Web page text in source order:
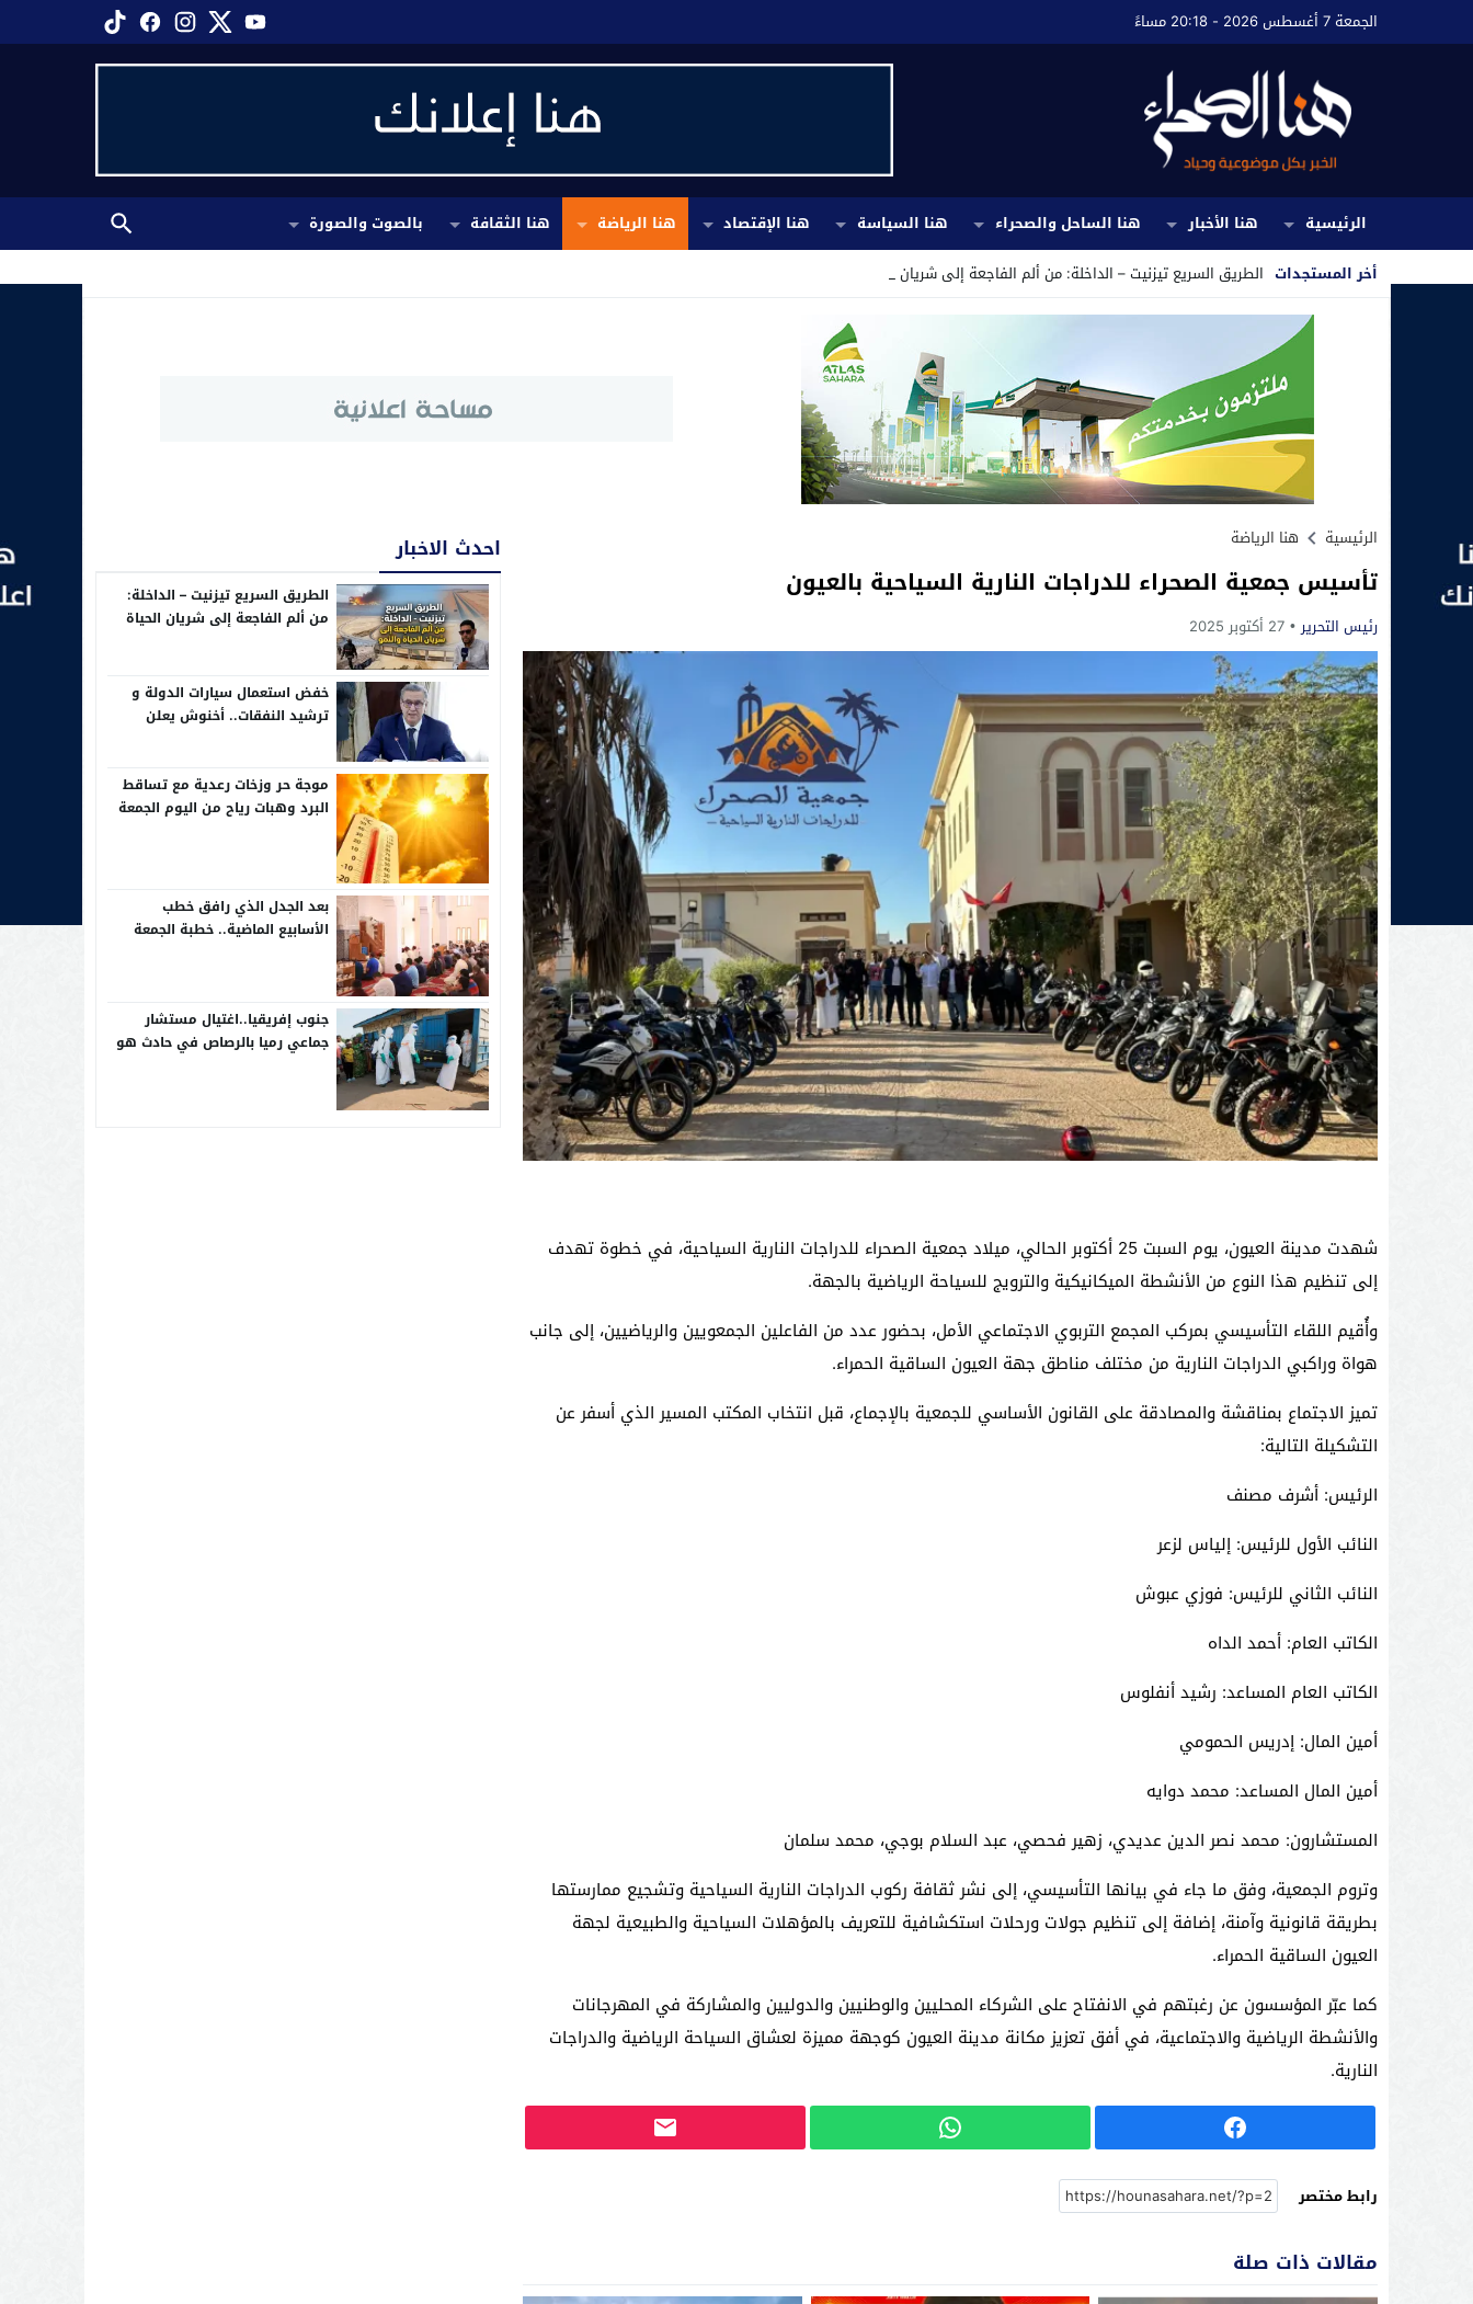
الجمعة 7 أغسطس 2026 - 20:18 مساءً
الرئيسية هنا الأخبار هنا الساحل والصحراء هنا السياسة هنا الإقتصاد هنا الرياضة هنا الثقافة
بالصوت والصورة
أخر المستجدات الطريق السريع تيزنيت – الداخلة: من ألم الفاجعة إلى شريان الحياة والنمو_
Stop
Previous
Next
الرئيسية هنا الرياضة
تأسيس جمعية الصحراء للدراجات النارية السياحية بالعيون
رئيس التحرير 27 أكتوبر 2025
شهدت مدينة العيون، يوم السبت 25 أكتوبر الحالي، ميلاد جمعية الصحراء للدراجات النارية السياحية، في خطوة تهدف
إلى تنظيم هذا النوع من الأنشطة الميكانيكية والترويج للسياحة الرياضية بالجهة.
وأُقيم اللقاء التأسيسي بمركب المجمع التربوي الاجتماعي الأمل، بحضور عدد من الفاعلين الجمعويين والرياضيين، إلى جانب
هواة وراكبي الدراجات النارية من مختلف مناطق جهة العيون الساقية الحمراء.
تميز الاجتماع بمناقشة والمصادقة على القانون الأساسي للجمعية بالإجماع، قبل انتخاب المكتب المسير الذي أسفر عن
التشكيلة التالية:
الرئيس: أشرف مصنف
النائب الأول للرئيس: إلياس لزعر
النائب الثاني للرئيس: فوزي عبوش
الكاتب العام: أحمد الداه
الكاتب العام المساعد: رشيد أنفلوس
أمين المال: إدريس الحمومي
أمين المال المساعد: محمد دوايه
المستشارون: محمد نصر الدين عديدي، زهير فحصي، عبد السلام بوجي، محمد سلمان
وتروم الجمعية، وفق ما جاء في بيانها التأسيسي، إلى نشر ثقافة ركوب الدراجات النارية السياحية وتشجيع ممارستها
بطريقة قانونية وآمنة، إضافة إلى تنظيم جولات ورحلات استكشافية للتعريف بالمؤهلات السياحية والطبيعية لجهة
العيون الساقية الحمراء.
كما عبّر المؤسسون عن رغبتهم في الانفتاح على الشركاء المحليين والوطنيين والدوليين والمشاركة في المهرجانات
والأنشطة الرياضية والاجتماعية، في أفق تعزيز مكانة مدينة العيون كوجهة مميزة لعشاق السياحة الرياضية والدراجات
النارية.
رابط مختصر
مقالات ذات صلة
احدث الاخبار
الطريق السريع تيزنيت – الداخلة:
من ألم الفاجعة إلى شريان الحياة
خفض استعمال سيارات الدولة و
ترشيد النفقات.. أخنوش يعلن
موجة حر وزخات رعدية مع تساقط
البرد وهبات رياح من اليوم الجمعة
بعد الجدل الذي رافق خطب
الأسابيع الماضية.. خطبة الجمعة
جنوب إفريقيا..اغتيال مستشار
جماعي رميا بالرصاص في حادث هو